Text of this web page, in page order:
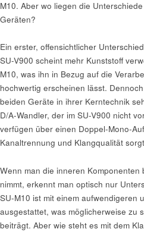
M10. Aber wo liegen die
Geräten?
Ein erster, offensichtlicher
SU-V900 scheint mehr Kunststoff
M10, was ihn in Bezug auf die
hochwertig erscheinen lässt.
beiden Geräte in ihrer Kerntechnik
D/A-Wandler, der im SU-V900 nicht
verfügen über einen Doppel-Mono-
Kanaltrennung und Klangqualität
Wenn man die inneren
nimmt, erkennt man optisch nur
SU-M10 ist mit einem aufwendigeren
ausgestattet, was möglicherweise zu
beiträgt. Aber wie steht es mit dem